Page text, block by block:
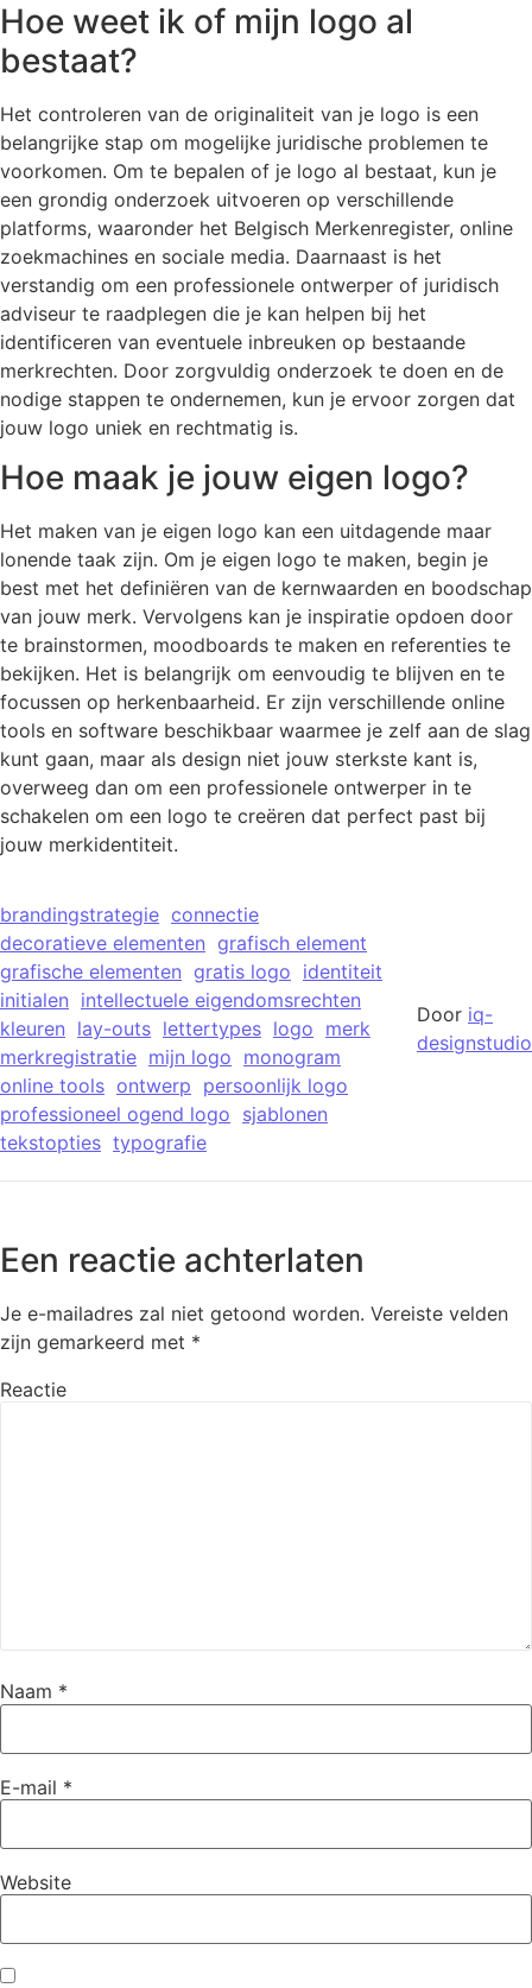
Hoe weet ik of mijn logo al
bestaat?
Het controleren van de originaliteit van je logo is een
belangrijke stap om mogelijke juridische problemen te
voorkomen. Om te bepalen of je logo al bestaat, kun je
een grondig onderzoek uitvoeren op verschillende
platforms, waaronder het Belgisch Merkenregister, online
zoekmachines en sociale media. Daarnaast is het
verstandig om een professionele ontwerper of juridisch
adviseur te raadplegen die je kan helpen bij het
identificeren van eventuele inbreuken op bestaande
merkrechten. Door zorgvuldig onderzoek te doen en de
nodige stappen te ondernemen, kun je ervoor zorgen dat
jouw logo uniek en rechtmatig is.
Hoe maak je jouw eigen logo?
Het maken van je eigen logo kan een uitdagende maar
lonende taak zijn. Om je eigen logo te maken, begin je
best met het definiëren van de kernwaarden en boodschap
van jouw merk. Vervolgens kan je inspiratie opdoen door
te brainstormen, moodboards te maken en referenties te
bekijken. Het is belangrijk om eenvoudig te blijven en te
focussen op herkenbaarheid. Er zijn verschillende online
tools en software beschikbaar waarmee je zelf aan de slag
kunt gaan, maar als design niet jouw sterkste kant is,
overweeg dan om een professionele ontwerper in te
schakelen om een logo te creëren dat perfect past bij
jouw merkidentiteit.
brandingstrategie connectie
decoratieve elementen grafisch element
grafische elementen gratis logo identiteit
initialen intellectuele eigendomsrechten
kleuren lay-outs lettertypes logo merk
merkregistratie mijn logo monogram
online tools ontwerp persoonlijk logo
professioneel ogend logo sjablonen
tekstopties typografie
Door iq-
designstudio
Een reactie achterlaten
Je e-mailadres zal niet getoond worden. Vereiste velden
zijn gemarkeerd met *
Reactie
Naam *
E-mail *
Website